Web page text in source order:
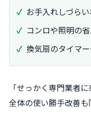
お手入れしづら
コンロや照明の
換気扇のタイマ
「せっかく専門業者
全体の使い勝手改善